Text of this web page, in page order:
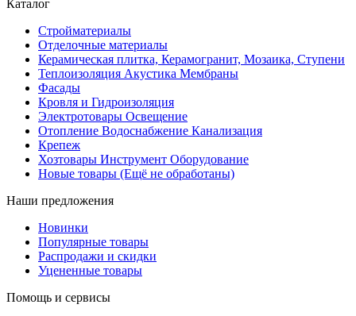
Каталог
Стройматериалы
Отделочные материалы
Керамическая плитка, Керамогранит, Мозаика, Ступени
Теплоизоляция Акустика Мембраны
Фасады
Кровля и Гидроизоляция
Электротовары Освещение
Отопление Водоснабжение Канализация
Крепеж
Хозтовары Инструмент Оборудование
Новые товары (Ещё не обработаны)
Наши предложения
Новинки
Популярные товары
Распродажи и скидки
Уцененные товары
Помощь и сервисы